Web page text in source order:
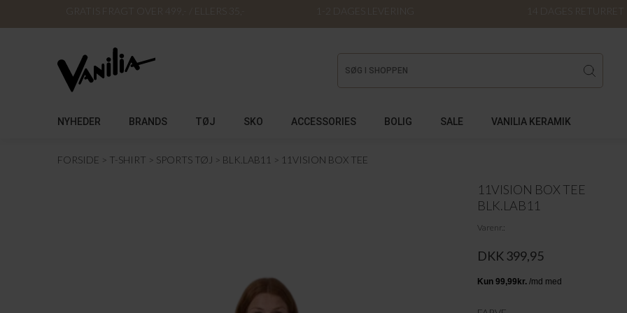
GRATIS FRAGT OVER 499,- / ELLERS 35,- 1-2 DAGES LEVERING 14 DAGES RETURRET
NYHEDER BRANDS TØJ SKO ACCESSORIES BOLIG SALE VANILIA KERAMIK
FORSIDE T-SHIRT SPORTS TØJ BLK.LAB11 11VISION BOX TEE
11VISION BOX TEE
BLK.LAB11
Varenr.
DKK 399,95